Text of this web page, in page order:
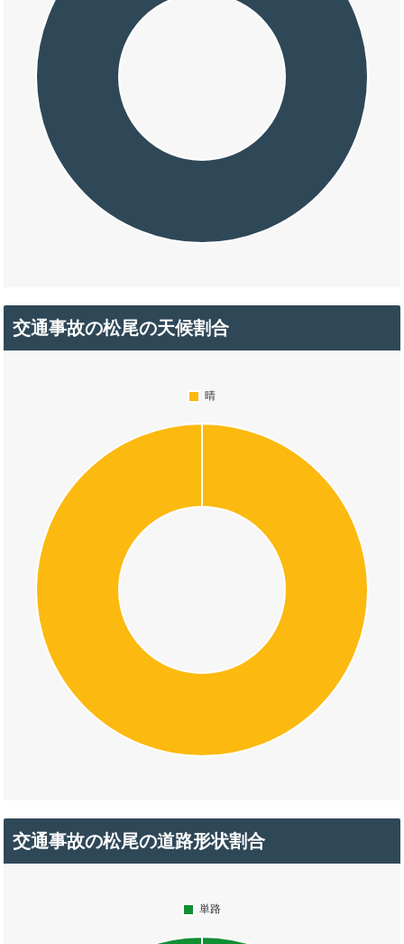
交通事故の松尾の天候割合
交通事故の松尾の道路形状割合